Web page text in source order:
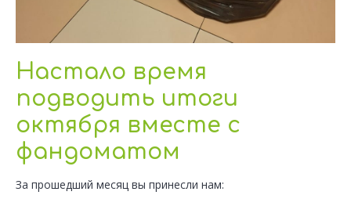
Настало время
подводить итоги
октября вместе с
фандоматом
За прошедший месяц вы принесли нам: